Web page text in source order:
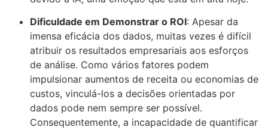
Dificuldade em Demonstrar o ROI: Apesar da
imensa eficácia dos dados, muitas vezes é difícil
atribuir os resultados empresariais aos esforços
de análise. Como vários fatores podem
impulsionar aumentos de receita ou economias de
custos, vinculá-los a decisões orientadas por
dados pode nem sempre ser possível.
Consequentemente, a incapacidade de quantificar